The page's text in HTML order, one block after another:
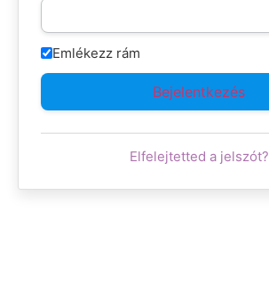
Emlékezz rám
Elfelejtetted a jelszót?